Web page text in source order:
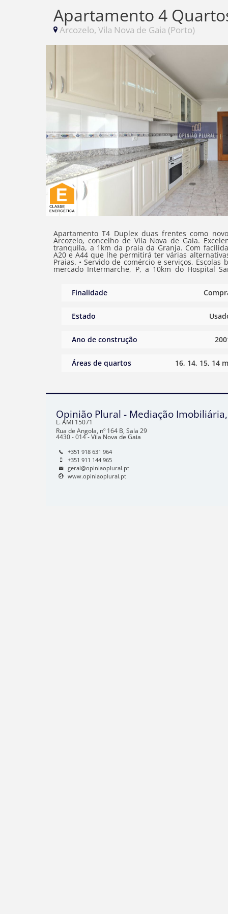
Apartamento 4
Arcozelo, Vila Nova de Gaia (Porto)
Apartamento T4 Duplex duas frentes como novo com
Arcozelo, concelho de Vila Nova de Gaia. Excelente localização caracterizada por uma zona residencial muito
tranquila, a 1km da praia da Granja. Com
A20 e A44 que lhe permitirá ter várias
Praias. • Servido de comércio e serviços, Escolas básica, Preparatória e Secundaria. Farmácia, Pão Quente, Híper
mercado Intermarche, P, a 10km do Hospital
orientação solar Sul/Poente com bastante
automatizados • Caixilharia de correr em
central (Pré instalação). • Esquentador a Gaz
funcionalidade de espaços, 4 quartos com
varanda voltada a Sul/Poente. • No piso
Frigorifico Combinado, Maquina de lavar louça,
Finalidade
Estado
Ano de construção
Áreas de quartos 16, 14, 15, 14
Opinião Plural - Mediação
L. AMI 15071
Rua de Angola, nº 164 B, Sala 29
4430 - 014 - Vila Nova de Gaia
+351 918 631 964
+351 911 144 965
geral@opiniaoplural.pt
www.opiniaoplural.pt